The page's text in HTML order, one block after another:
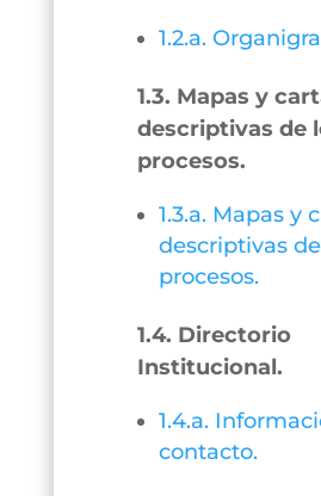
1.2.a.
1.3. Mapas y
descriptivas de
procesos.
1.3.a. Mapas y
descriptivas
procesos.
1.4. Directorio
Institucional.
1.4.a.
contacto.